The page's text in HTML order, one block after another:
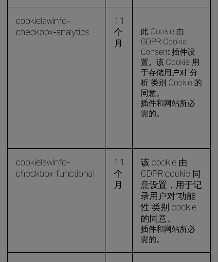
cookielawinfo-
checkbox-analytics
11
个
月
此 Cookie 由
GDPR Cookie
Consent 插件设
置。该 Cookie 用
于存储用户对“分
析”类别 Cookie 的
同意。
插件和网站所必
需的。
cookielawinfo-
checkbox-functional
11
个
月
该 cookie 由
GDPR cookie 同
意设置，用于记
录用户对“功能
性”类别 cookie
的同意。
插件和网站所必
需的。